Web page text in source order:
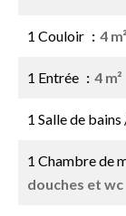
1 Couloir 4 m²
1 Entrée 4 m²
1 Salle de
1 Chambre de
douches et wc